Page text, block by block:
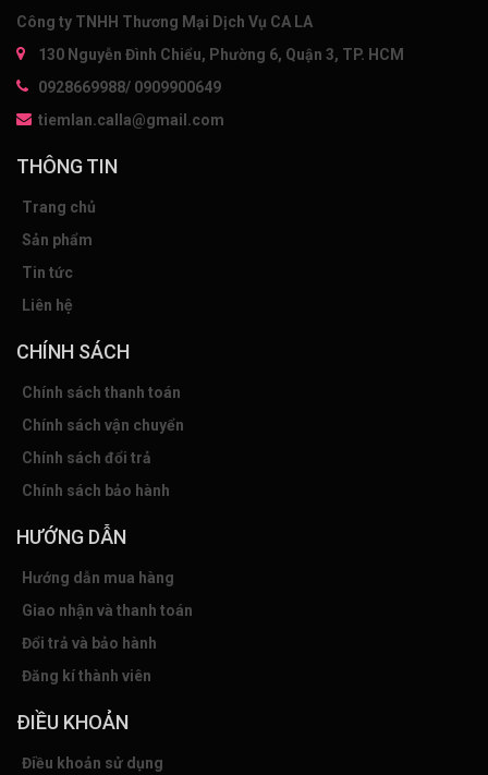
Công ty TNHH Thương Mại Dịch Vụ CA LA
130 Nguyễn Đình Chiểu, Phường 6, Quận 3, TP. HCM
0928669988/ 0909900649
tiemlan.calla@gmail.com
THÔNG TIN
Trang chủ
Sản phẩm
Tin tức
Liên hệ
CHÍNH SÁCH
Chính sách thanh toán
Chính sách vận chuyển
Chính sách đổi trả
Chính sách bảo hành
HƯỚNG DẪN
Hướng dẫn mua hàng
Giao nhận và thanh toán
Đổi trả và bảo hành
Đăng kí thành viên
ĐIỀU KHOẢN
Điều khoản sử dụng